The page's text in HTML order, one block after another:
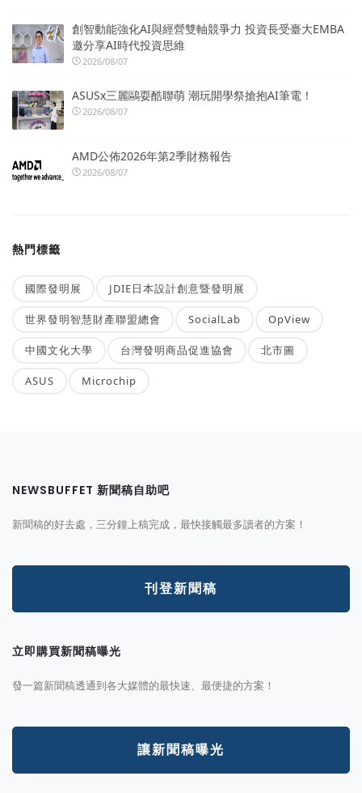
創智動能強化AI與經營雙軸競爭力 投資長受臺大EMBA
邀分享AI時代投資思維
2026/08/07
ASUSx三麗鷗耍酷聯萌 潮玩開學祭搶抱AI筆電！
2026/08/07
AMD公佈2026年第2季財務報告
2026/08/07
熱門標籤
國際發明展 JDIE日本設計創意暨發明展
世界發明智慧財產聯盟總會 SocialLab OpView
中國文化大學 台灣發明商品促進協會 北市圖
ASUS Microchip
NEWSBUFFET 新聞稿自助吧
新聞稿的好去處，三分鐘上稿完成，最快接觸最多讀者的方案！
刊登新聞稿
立即購買新聞稿曝光
發一篇新聞稿透通到各大媒體的最快速、最便捷的方案！
讓新聞稿曝光